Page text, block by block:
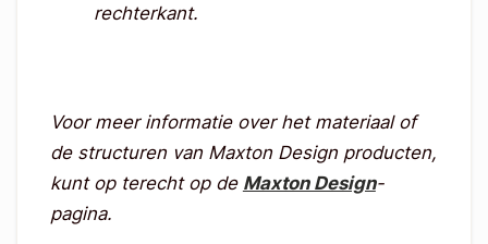
rechterkant.
Voor meer informatie over het materiaal of
de structuren van Maxton Design producten,
kunt op terecht op de Maxton Design-
pagina.